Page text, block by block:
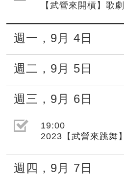
【武營來開槓】歌
週一 ， 9月 4日
週二 ， 9月 5日
週三 ， 9月 6日
選取節目(未勾選)
19:00
2023【武營來跳舞
週四 ， 9月 7日